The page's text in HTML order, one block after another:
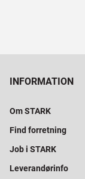
INFORMATION
Om STARK
Find forretning
Job i STARK
Leverandørinfo